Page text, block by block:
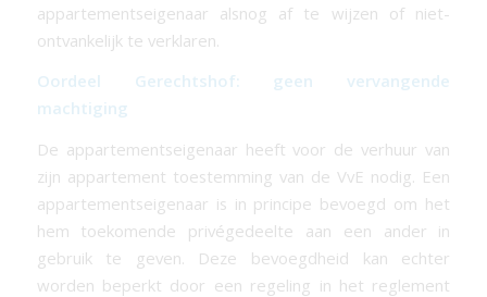
appartementseigenaar alsnog af te wijzen of niet-
ontvankelijk te verklaren.
Oordeel Gerechtshof: geen vervangende
machtiging
De appartementseigenaar heeft voor de verhuur van
zijn appartement toestemming van de VvE nodig. Een
appartementseigenaar is in principe bevoegd om het
hem toekomende privégedeelte aan een ander in
gebruik te geven. Deze bevoegdheid kan echter
worden beperkt door een regeling in het reglement